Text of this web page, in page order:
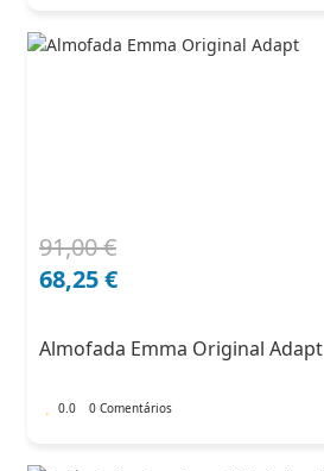
91,00€
O
preço
91,00 €.
68,25€
O
preço
68,25 €.
Almofada Emma Original Adapt
0.0 0 Comentários